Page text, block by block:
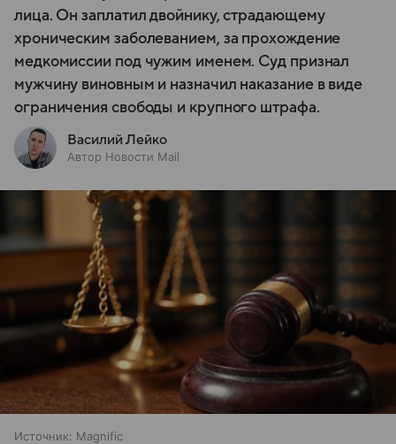
лица. Он заплатил двойнику, страдающему
хроническим заболеванием, за прохождение
медкомиссии под чужим именем. Суд признал
мужчину виновным и назначил наказание в виде
ограничения свободы и крупного штрафа.
Василий Лейко
Автор Новости Mail
Источник: Magnific